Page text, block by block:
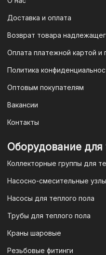
доступен для
3. Оплата по QR-
— это QR-код.
заказа мы
уникальный QR-
приложении
удобно и
юридических лиц
Для наших
мы предлагаем
выставим вам
оплатить в
Доставка и оплата
Возврат товара
Оплата платежной картой и
Политика
Оптовым покупателям
Вакансии
Контакты
Оборудование для
Коллекторные группы для
Насосно-смесительные узлы
Насосы для теплого пола
Трубы для теплого пола
Краны шаровые
Резьбовые фитинги